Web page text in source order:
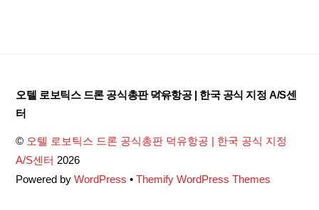
Back
오텔 로보틱스 드론 공식총판 덕유항공 | 한국 공식 지정 A/S센
터
© 오텔 로보틱스 드론 공식총판 덕유항공 | 한국 공식 지정
A/S센터 2026
Powered byWordPress •Themify WordPress Themes